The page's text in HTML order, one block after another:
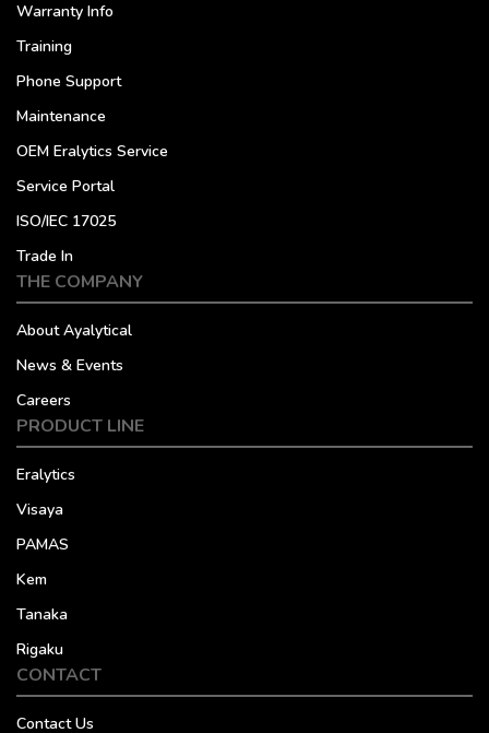
Warranty Info
Training
Phone Support
Maintenance
OEM Eralytics Service
Service Portal
ISO/IEC 17025
Trade In
THE COMPANY
About Ayalytical
News & Events
Careers
PRODUCT LINE
Eralytics
Visaya
PAMAS
Kem
Tanaka
Rigaku
CONTACT
Contact Us